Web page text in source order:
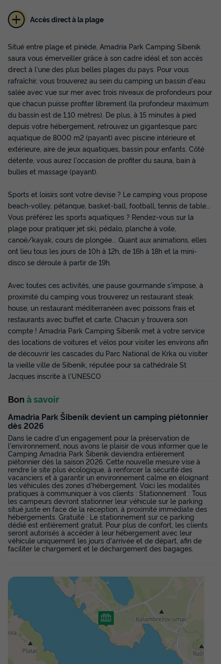
MOBILHOME 6 personnes - Comfort | 3 Ch.
| 6 Pers. | Terrasse surélevée | Clim.
Annulation gratuite
Surface
36m²
Adultes
6
Chambres
3
Salle de bain
1
Terrasse semi-couverte Animaux autorisés *
Cafetière
Congélateur
Réfrigérateur
+ 2
MOBILHOME 6 personnes - Comfort | 3 Ch. | 6 Pers. |
Terrasse surélevée | Clim.
26/09/2026 au 03/10/2026
Meilleur prix pour 7 nuits
Modifier les dates
Prix de comparaison
Voir les disponibilités
APPARTEMENT 4 personnes -
Appartement 2+2
Annulation gratuite
Adultes
2
Enfants
2
Chambres
1
Salle de bain
1
Accès wifi Climatisation Congélateur
Réfrigérateur
Chauffage
+ 3
APPARTEMENT 4 personnes - Appartement 2+2
du28/11/2026au 05/12/2026
420 €
Voir les disponibilités
Accès direct à la plage
Situé entre plage et pinède, Amadria Park Camping Sibenik
saura vous émerveiller grâce à son cadre idéal et son accès
direct à l'une des plus belles plages du pays. Pour vous
rafraîchir, vous trouverez au sein du camping un bassin d'eau
salée avec vue sur mer avec trois niveaux de profondeurs pour
que chacun puisse profiter librement (la profondeur maximum
du bassin est de 1,10 mètres). De plus, à 15 minutes à pied
depuis votre hébergement, retrouvez un gigantesque parc
aquatique de 8000 m2 (payant) avec piscine intérieure et
extérieure, aire de jeux aquatiques, bassin pour enfants. Côté
détente, vous aurez l'occasion de profiter du sauna, bain à
bulles et massage (payant).
Sports et loisirs sont votre devise ? Le camping vous propose
beach-volley, pétanque, basket-ball, football, tennis de table...
Vous préférez les sports aquatiques ? Rendez-vous sur la
plage pour pratiquer jet ski, pédalo, planche à voile,
canoë/kayak, cours de plongée... Quant aux animations, elles
ont lieu tous les jours de 10h à 12h, de 16h à 18h et la mini-
disco se déroule à partir de 19h.
Avec toutes ces activités, une pause gourmande s'impose, à
proximité du camping vous trouverez un restaurant steak
house, un restaurant méditerranéen avec poissons frais et
restaurants avec buffet et carte. Chacun y trouvera son
compte ! Amadria Park Camping Sibenik met à votre service
des locations de voitures et vélos pour visiter les environs afin
de découvrir les cascades du Parc National de Krka ou visiter
la vieille ville de Sibenik, réputée pour sa cathédrale St
Jacques inscrite à l'UNESCO
Bon à savoir
Amadria Park Šibenik devient un camping piétonnier
dès 2026
Dans le cadre d'un engagement pour la préservation de
l'environnement, nous avons le plaisir de vous informer que le
Camping Amadria Park Šibenik deviendra entièrement
piétonnier dès la saison 2026. Cette nouvelle mesure vise à
rendre le site plus écologique, à renforcer la sécurité des
vacanciers et à garantir un environnement calme en éloignant
les véhicules des zones d'hébergement. Voici les modalités
pratiques à communiquer à vos clients : Stationnement : Tous
les campeurs devront stationner leur véhicule sur le parking
situé juste en face de la réception, à proximité immédiate des
hébergements. Gratuité : Le stationnement sur ce parking
dédié est entièrement gratuit. Pour plus de confort, les clients
seront autorisés à accéder à leur hébergement avec leur
véhicule uniquement les jours d'arrivée et de départ, afin de
faciliter le chargement et le déchargement des bagages.